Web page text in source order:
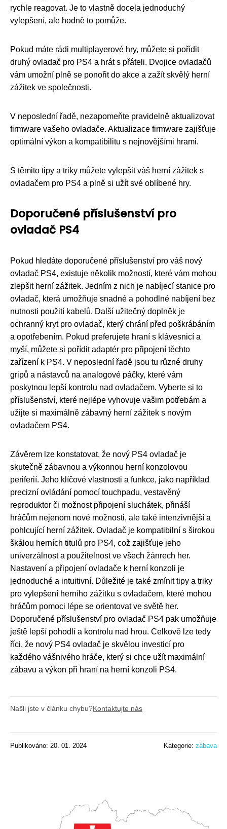
rychle reagovat. Je to vlastně docela jednoduchý
vylepšení, ale hodně to pomůže.
Pokud máte rádi multiplayerové hry, můžete si pořídit
druhý ovladač pro PS4 a hrát s přáteli. Dvojice ovladačů
vám umožní plně se ponořit do akce a zažít skvělý herní
zážitek ve společnosti.
V neposlední řadě, nezapomeňte pravidelně aktualizovat
firmware vašeho ovladače. Aktualizace firmware zajišťuje
optimální výkon a kompatibilitu s nejnovějšími hrami.
S těmito tipy a triky můžete vylepšit váš herní zážitek s
ovladačem pro PS4 a plně si užít své oblíbené hry.
Doporučené příslušenství pro
ovladač PS4
Pokud hledáte doporučené příslušenství pro váš nový
ovladač PS4, existuje několik možností, které vám mohou
zlepšit herní zážitek. Jedním z nich je nabíjecí stanice pro
ovladač, která umožňuje snadné a pohodlné nabíjení bez
nutnosti použití kabelů. Další užitečný doplněk je
ochranný kryt pro ovladač, který chrání před poškrábáním
a opotřebením. Pokud preferujete hraní s klávesnicí a
myší, můžete si pořídit adaptér pro připojení těchto
zařízení k PS4. V neposlední řadě jsou tu různé druhy
gripů a nástavců na analogové páčky, které vám
poskytnou lepší kontrolu nad ovladačem. Vyberte si to
příslušenství, které nejlépe vyhovuje vašim potřebám a
užijte si maximálně zábavný herní zážitek s novým
ovladačem PS4.
Závěrem lze konstatovat, že nový PS4 ovladač je
skutečně zábavnou a výkonnou herní konzolovou
periferií. Jeho klíčové vlastnosti a funkce, jako například
precizní ovládání pomocí touchpadu, vestavěný
reproduktor či možnost připojení sluchátek, přináší
hráčům nejenom nové možnosti, ale také intenzivnější a
pohlcující herní zážitek. Ovladač je kompatibilní s širokou
škálou herních titulů pro PS4, což zajišťuje jeho
univerzálnost a použitelnost ve všech žánrech her.
Nastavení a připojení ovladače k herní konzoli je
jednoduché a intuitivní. Důležité je také zmínit tipy a triky
pro vylepšení herního zážitku s ovladačem, které mohou
hráčům pomoci lépe se orientovat ve světě her.
Doporučené příslušenství pro ovladač PS4 pak umožňuje
ještě lepší pohodlí a kontrolu nad hrou. Celkově lze tedy
říci, že nový PS4 ovladač je skvělou investicí pro
každého vášnivého hráče, který si chce užít maximální
zábavu a výkon při hraní na herní konzoli PS4.
Našli jste v článku chybu?Kontaktujte nás
Publikováno: 20. 01. 2024 Kategorie: zábava